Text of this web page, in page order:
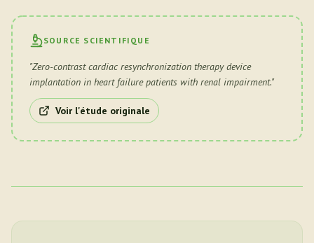
SOURCE SCIENTIFIQUE
"Zero-contrast cardiac resynchronization therapy device
implantation in heart failure patients with renal impairment."
Voir l'étude originale